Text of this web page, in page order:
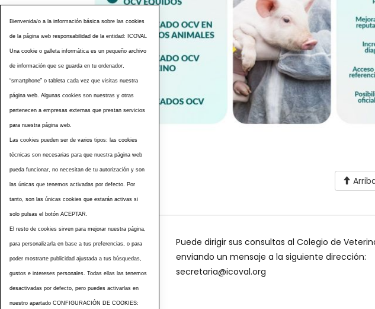
Etiquetas
Puede dirigir sus consultas al Colegio de
enviando un mensaje a la siguiente dirección:
secretaria@icoval.org
Bienvenida/o a la información básica sobre las cookies
de la página web responsabilidad de la entidad: ICOVAL
Una cookie o galleta informática es un pequeño archivo
de información que se guarda en tu ordenador,
“smartphone” o tableta cada vez que visitas nuestra
página web. Algunas cookies son nuestras y otras
pertenecen a empresas externas que prestan servicios
para nuestra página web.
Las cookies pueden ser de varios tipos: las cookies
técnicas son necesarias para que nuestra página web
pueda funcionar, no necesitan de tu autorización y son
las únicas que tenemos activadas por defecto. Por
tanto, son las únicas cookies que estarán activas si
solo pulsas el botón ACEPTAR.
El resto de cookies sirven para mejorar nuestra página,
para personalizarla en base a tus preferencias, o para
poder mostrarte publicidad ajustada a tus búsquedas,
gustos e intereses personales. Todas ellas las tenemos
desactivadas por defecto, pero puedes activarlas en
nuestro apartado CONFIGURACIÓN DE COOKIES: